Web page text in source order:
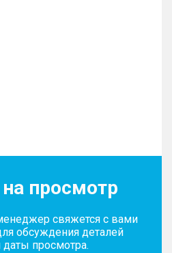
просмотр
свяжется с вами
обсуждения деталей
просмотра.